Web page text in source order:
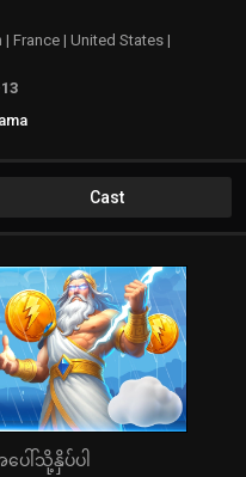
| France | United States |
Cast
ေါ်သို့နှိပ်ပါ